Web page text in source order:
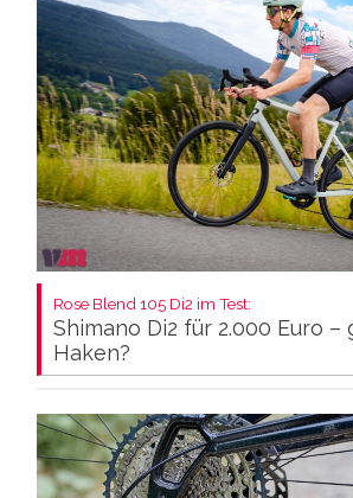
Rose Blend 105 Di2 im Test:
Shimano Di2 für 2.000 Euro
Haken?